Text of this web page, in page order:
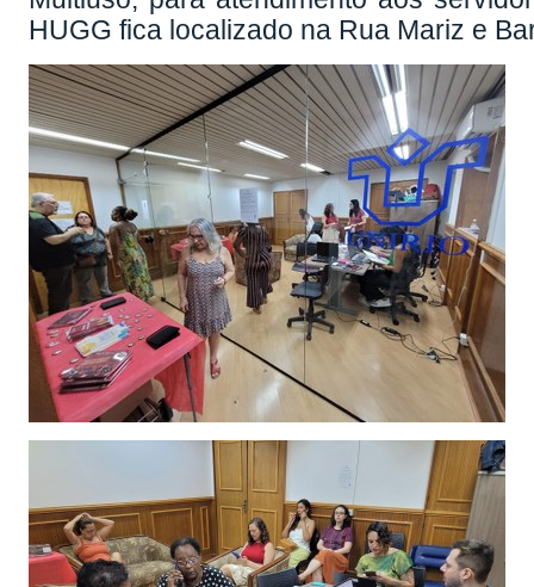
HUGG fica localizado na Rua Mariz e